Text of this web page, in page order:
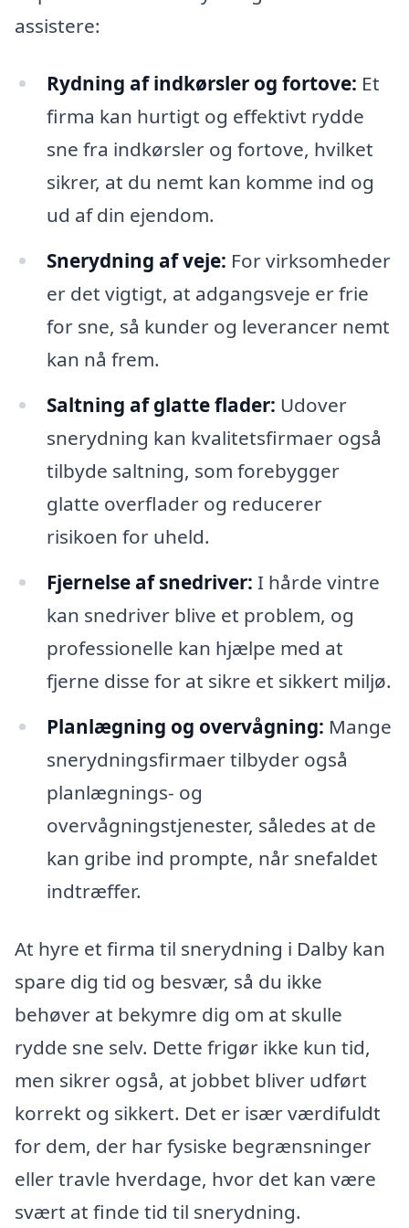
assistere:
Rydning af indkørsler og fortove: Et
firma kan hurtigt og effektivt rydde
sne fra indkørsler og fortove, hvilket
sikrer, at du nemt kan komme ind og
ud af din ejendom.
Snerydning af veje: For virksomheder
er det vigtigt, at adgangsveje er frie
for sne, så kunder og leverancer nemt
kan nå frem.
Saltning af glatte flader: Udover
snerydning kan kvalitetsfirmaer også
tilbyde saltning, som forebygger
glatte overflader og reducerer
risikoen for uheld.
Fjernelse af snedriver: I hårde vintre
kan snedriver blive et problem, og
professionelle kan hjælpe med at
fjerne disse for at sikre et sikkert miljø.
Planlægning og overvågning: Mange
snerydningsfirmaer tilbyder også
planlægnings- og
overvågningstjenester, således at de
kan gribe ind prompte, når snefaldet
indtræffer.
At hyre et firma til snerydning i Dalby kan
spare dig tid og besvær, så du ikke
behøver at bekymre dig om at skulle
rydde sne selv. Dette frigør ikke kun tid,
men sikrer også, at jobbet bliver udført
korrekt og sikkert. Det er især værdifuldt
for dem, der har fysiske begrænsninger
eller travle hverdage, hvor det kan være
svært at finde tid til snerydning.